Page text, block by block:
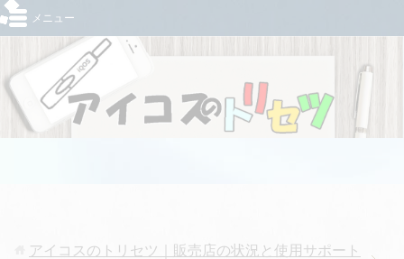
メニュー
アイコスのトリセツ｜販売店の状況と使用サポート